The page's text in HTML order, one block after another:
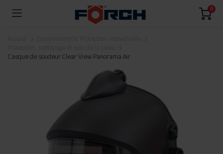
0
Casque de soudeur Clear View Panorama Air